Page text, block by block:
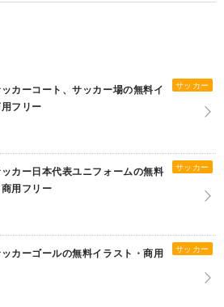
サッカー
カーコート、サッカー場の無料イ
フリー
サッカー
カー日本代表ユニフォームの無料
用フリー
サッカー
カーゴールの無料イラスト・商用